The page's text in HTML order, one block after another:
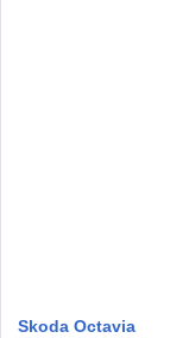
Skoda Octavia